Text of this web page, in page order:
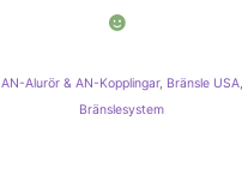
AN-Alurör & AN-Kopplingar, Bränsle USA,
Bränslesystem